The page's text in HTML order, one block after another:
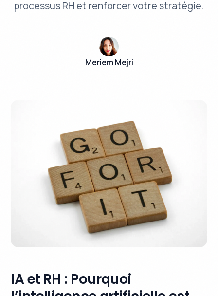
processus RH et renforcer votre stratégie.
Meriem Mejri
IA et RH : Pourquoi